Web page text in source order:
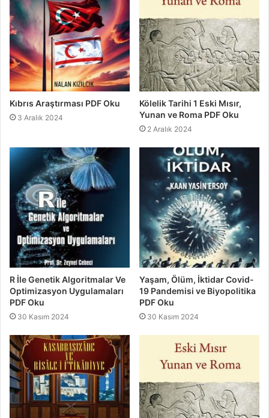
Kıbrıs Araştırması PDF Oku
3 Aralık 2024
Kölelik Tarihi 1 Eski Mısır,
Yunan ve Roma PDF Oku
2 Aralık 2024
R İle Genetik Algoritmalar Ve
Optimizasyon Uygulamaları
PDF Oku
30 Kasım 2024
Yaşam, Ölüm, İktidar Covid-
19 Pandemisi ve Biyopolitika
PDF Oku
30 Kasım 2024